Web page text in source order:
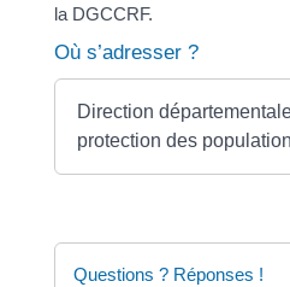
la DGCCRF.
Où s’adresser ?
Direction
protection des
Questions ? Réponses !